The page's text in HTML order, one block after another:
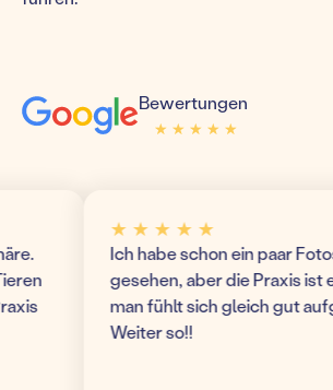
Bewertungen
★ ★ ★ ★ ★
★ ★ ★ ★ ★
★ ★ ★ ★ ★
Ich habe schon ein paar Fotos
gesehen, aber die Praxis ist
man fühlt sich gleich gut
Weiter so!!